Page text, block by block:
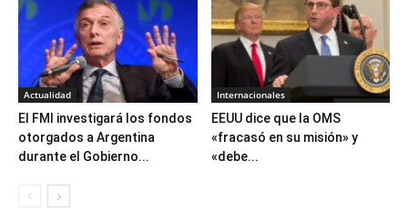
Actualidad
El FMI investigará los fondos
otorgados a Argentina
durante el Gobierno...
Internacionales
EEUU dice que la OMS
«fracasó en su misión» y
«debe...